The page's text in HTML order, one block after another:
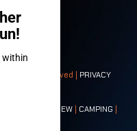
All rights reserved | PRIVACY
CREW | CAMPING |